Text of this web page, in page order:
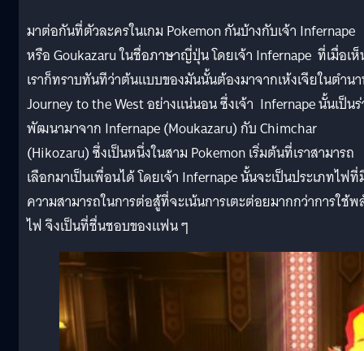
มาต่อกันที่ตัวละครในเกม Pokemon กันบ้างกับเจ้า Infernape
หรือ Goukazaru ในชื่อภาษาญี่ปุ่น โดยเจ้า Infernape ที่เมื่อเ
เราก็ทราบทันทีว่าต้นแบบของมันนั้นต้องมาจากเห้งเจียในตำน
Journey to the West อย่างแน่นอน ซึ่งเจ้า Infernape นั้นเป็น
พัฒนามาจาก Infernape (Moukazaru) กับ Chimchar
(Hikozaru) ซึ่งเป็นหนึ่งในสาม Pokemon เริ่มต้นที่เราสามารถ
เลือกมาเป็นเพื่อนได้ โดยเจ้า Infernape นั้นจะเป็นประเภทไฟ
ความสามารถในการต่อสู้ที่จะเน้นการเตะต่อยมากกว่าการใช้พ
ไฟ จึงเป็นที่ชื่นชอบของแฟน ๆ